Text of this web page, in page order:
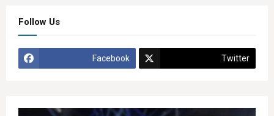
Follow Us
Facebook Twitter